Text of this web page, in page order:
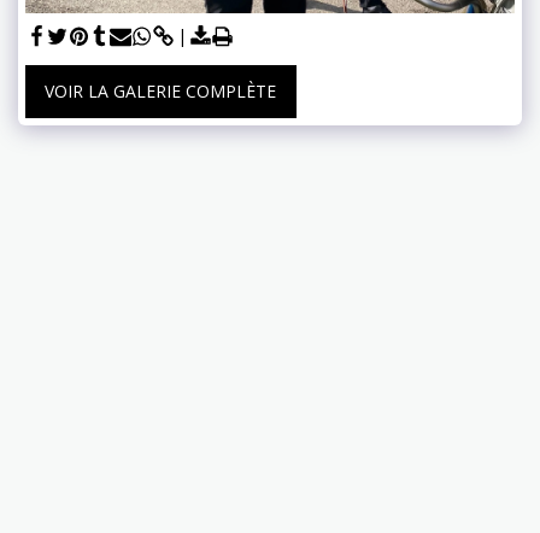
VOIR LA GALERIE COMPLÈTE